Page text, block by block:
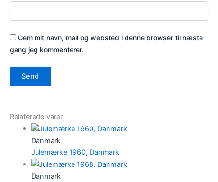
Gem mit navn, mail og websted i denne browser til næste
gang jeg kommenterer.
Relaterede varer
Danmark
Julemærke 1960, Danmark
Danmark